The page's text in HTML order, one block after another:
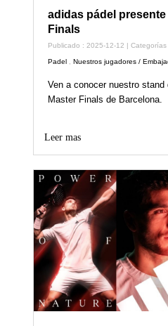
adidas pádel presente
Finals
Publicado : 2025-12-12 |
Padel ,Nuestros jugadores /
Ven a conocer nuestro stand
Master Finals de Barcelona.
Leer mas